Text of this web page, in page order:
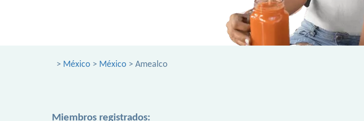
> México > México > Amealco
Miembros registrados: